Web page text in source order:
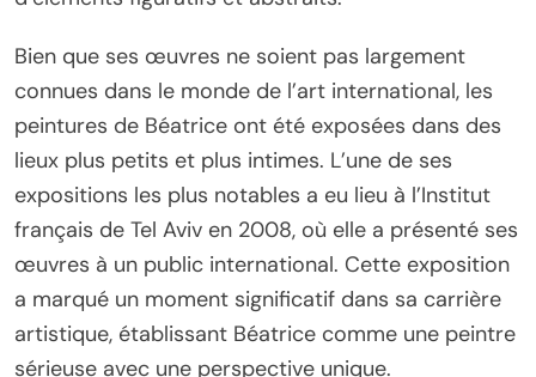
Bien que ses œuvres ne soient pas largement
connues dans le monde de l’art international, les
peintures de Béatrice ont été exposées dans des
lieux plus petits et plus intimes. L’une de ses
expositions les plus notables a eu lieu à l’Institut
français de Tel Aviv en 2008, où elle a présenté ses
œuvres à un public international. Cette exposition
a marqué un moment significatif dans sa carrière
artistique, établissant Béatrice comme une peintre
sérieuse avec une perspective unique.